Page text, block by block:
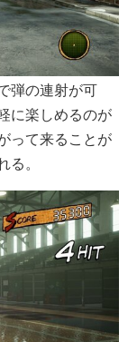
弾の連射が可
に楽しめるのが
って来ることが
る。